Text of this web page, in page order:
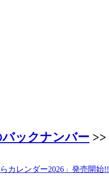
ックナンバー >>
カレンダー2026」発売開始!!